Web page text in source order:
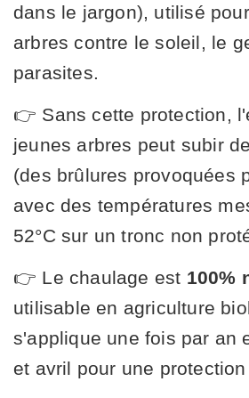
dans le jargon), utilisé
arbres contre le soleil, le
parasites.
👉 Sans cette protection,
jeunes arbres peut subir
(des brûlures provoquées
avec des températures
52°C sur un tronc non
👉 Le chaulage est 100%
utilisable en agriculture
s'applique une fois par an
et avril pour une protection